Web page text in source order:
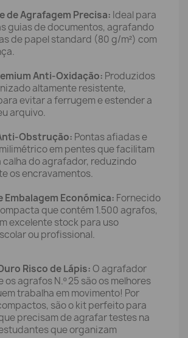
de Agrafagem Precisa: Ideal para
guias de documentos, agrafando
de papel standard (80 g/m²) com
Anti-Oxidação: Produzidos
altamente resistente,
evitar a ferrugem e estender a
arquivo.
Obstrução: Pontas afiadas e
em pentes que facilitam
calha do agrafador, reduzindo
os encravamentos.
Embalagem Económica: Fornecido
que contém 1.500 agrafos,
excelente stock para uso
ou profissional.
Risco de Lápis:O agrafador
os agrafos N.º 25 são os melhores
trabalha em movimento! Por
são o kit perfeito para
precisam de agrafar testes na
que organizam